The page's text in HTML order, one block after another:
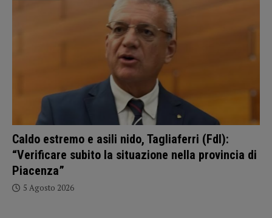
Caldo estremo e asili nido, Tagliaferri (FdI):
“Verificare subito la situazione nella provincia di
Piacenza”
5 Agosto 2026